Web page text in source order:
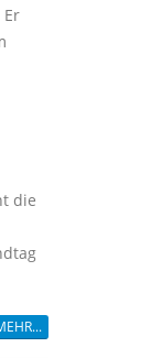
die